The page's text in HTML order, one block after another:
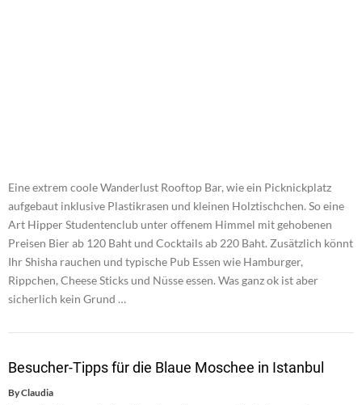
Eine extrem coole Wanderlust Rooftop Bar, wie ein Picknickplatz
aufgebaut inklusive Plastikrasen und kleinen Holztischchen. So eine
Art Hipper Studentenclub unter offenem Himmel mit gehobenen
Preisen Bier ab 120 Baht und Cocktails ab 220 Baht. Zusätzlich könnt
Ihr Shisha rauchen und typische Pub Essen wie Hamburger,
Rippchen, Cheese Sticks und Nüsse essen. Was ganz ok ist aber
sicherlich kein Grund …
Besucher-Tipps für die Blaue Moschee in Istanbul
ByClaudia